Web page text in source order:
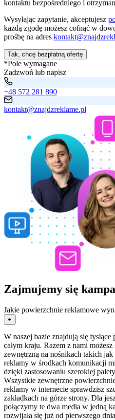
kontaktu bezpośredniego i
Wysyłając zapytanie, akceptujesz
każdą zgodę możesz cofnąć w
prośbę na adres
Tak, chcę bezpłatną ofertę
*Pole wymagane
Zadzwoń lub napisz
+48 572 281 890
kontakt@znajdzreklame.pl
Zajmujemy się
Jakie powierzchnie reklamowe
+
W naszej bazie znajdują się
całym kraju. Razem z nami
zewnętrzną na nośnikach takich
reklamy w środkach komunikacji
dzięki zastosowaniu szerokiej
Wszystkie zewnętrzne
reklamy w internecie sprawdzisz
zakładkach na górze strony. Dla
połączymy te dwa media w jedną
rozwijała się już od pierwszego